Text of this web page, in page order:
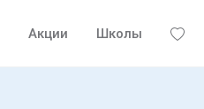
Акции Школы